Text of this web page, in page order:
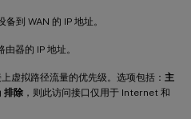
到 WAN 的 IP 地址。
器的 IP 地址。
虚拟路径流量的优先级。选项包括： 主
排除 ，则此访问接口仅用于 Internet 和